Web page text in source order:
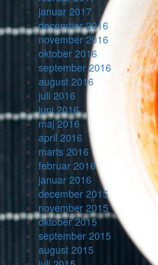
januar 2017
december 2016
november 2016
oktober 2016
september 2016
august 2016
juli 2016
juni 2016
maj 2016
april 2016
marts 2016
februar 2016
januar 2016
december 2015
november 2015
oktober 2015
september 2015
august 2015